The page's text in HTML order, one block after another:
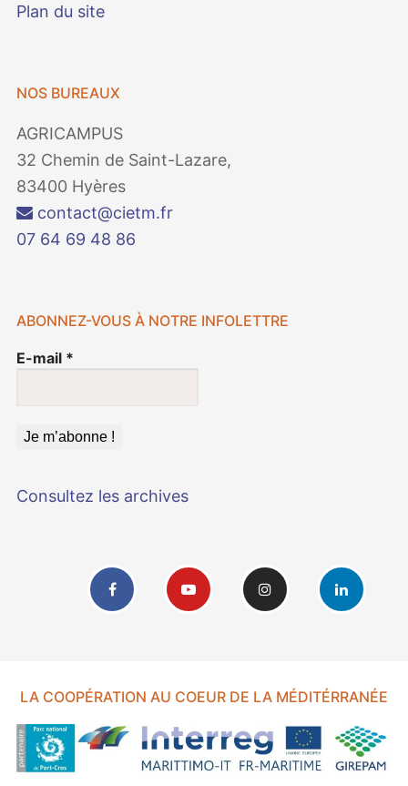
Plan du site
NOS BUREAUX
AGRICAMPUS
32 Chemin de Saint-Lazare,
83400 Hyères
contact@cietm.fr
07 64 69 48 86
ABONNEZ-VOUS À NOTRE INFOLETTRE
E-mail *
Consultez les archives
LA COOPÉRATION AU COEUR DE LA MÉDITÉRRANÉE